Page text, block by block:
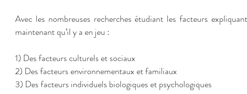
Avec les nombreuses recherches étudiant les facteurs
maintenant qu’il y a en jeu :
1) Des facteurs culturels et sociaux
2) Des facteurs environnementaux et familiaux
3) Des facteurs individuels biologiques et psychologiques